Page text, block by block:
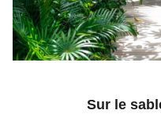
Sur le